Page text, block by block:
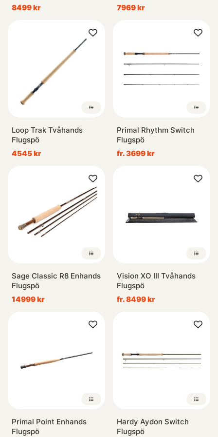
8499 kr
7969 kr
Loop Trak Tvåhands
Flugspö
4545 kr
Primal Rhythm Switch
Flugspö
fr. 3699 kr
Sage Classic R8 Enhands
Flugspö
14999 kr
Vision XO III Tvåhands
Flugspö
fr. 8499 kr
Primal Point Enhands
Flugspö
Hardy Aydon Switch
Flugspö